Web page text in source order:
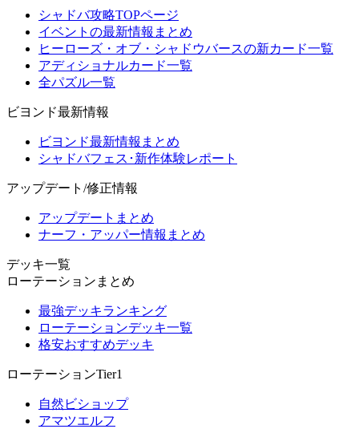
シャドバ攻略TOPページ
イベントの最新情報まとめ
ヒーローズ・オブ・シャドウバースの新カード一覧
アディショナルカード一覧
全パズル一覧
ビヨンド最新情報
ビヨンド最新情報まとめ
シャドバフェス･新作体験レポート
アップデート/修正情報
アップデートまとめ
ナーフ・アッパー情報まとめ
デッキ一覧
ローテーションまとめ
最強デッキランキング
ローテーションデッキ一覧
格安おすすめデッキ
ローテーションTier1
自然ビショップ
アマツエルフ